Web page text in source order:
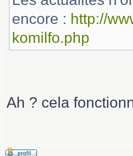
encore : http://
komilfo.php
Ah ? cela